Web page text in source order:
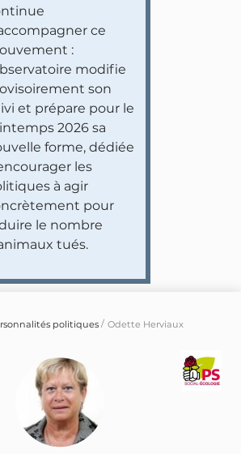
ce
:
modifie
son
et prépare pour le
2026 sa
forme, dédiée
les
à agir
pour
le nombre
tués.
politiques Odette Herviaux